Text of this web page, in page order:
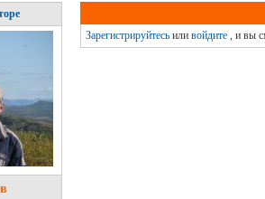
Зарегистрируйтесьили войдите, и вы